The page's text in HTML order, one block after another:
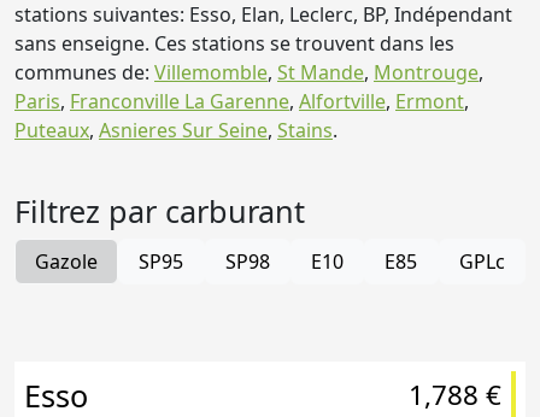
stations suivantes: Esso, Elan, Leclerc, BP, Indépendant
sans enseigne. Ces stations se trouvent dans les
communes de: Villemomble, St Mande, Montrouge,
Paris, Franconville La Garenne, Alfortville, Ermont,
Puteaux, Asnieres Sur Seine, Stains.
Filtrez par carburant
Gazole SP95 SP98 E10 E85 GPLc
Esso 1,788 €